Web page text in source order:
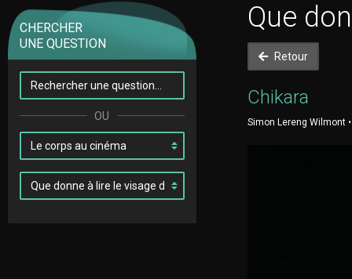
CHERCHER
UNE QUESTION
Que
Retour
Chikara
Simon Lereng Wilmont